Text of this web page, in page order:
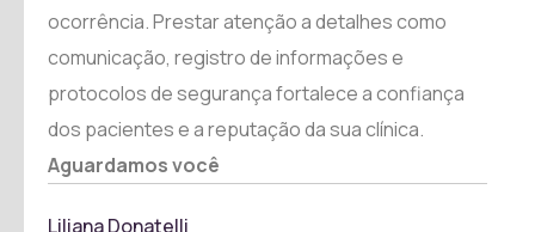
ocorrência. Prestar atenção a detalhes como
comunicação, registro de informações e
protocolos de segurança fortalece a confiança
dos pacientes e a reputação da sua clínica.
Aguardamos você
Liliana Donatelli